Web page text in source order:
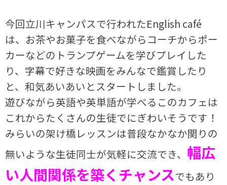
今回立川キャンパスで行われたEnglish café
は、お茶やお菓子を食べながらコーチからポー
カーなどのトランプゲームを学びプレイした
り、字幕で好きな映画をみんなで鑑賞したり
と、和気あいあいとスタートしました。
遊びながら英語や英単語が学べるこのカフェは
これからたくさんの生徒でにぎわいそうです！
みらいの架け橋レッスンは普段なかなか関りの
無いような生徒同士が気軽に交流でき、 幅広
い人間関係を築くチャンスでもあり